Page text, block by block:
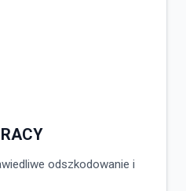
odszkodowanie i